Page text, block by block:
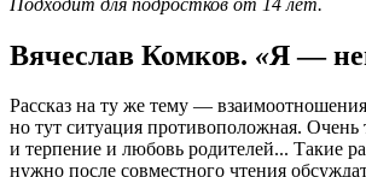
Вячеслав Комков. «Я —
Рассказ на ту же тему —
но тут ситуация противоположная.
и терпение и любовь родителей... Такие
нужно после совместного чтения